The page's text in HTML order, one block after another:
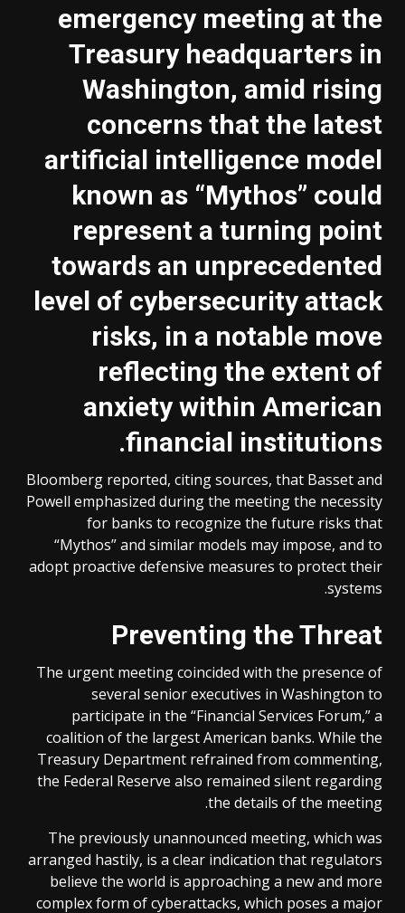
emergency meeting at the
Treasury headquarters in
Washington, amid rising
concerns that the latest
artificial intelligence model
known as “Mythos” could
represent a turning point
towards an unprecedented
level of cybersecurity attack
risks, in a notable move
reflecting the extent of
anxiety within American
financial institutions.
Bloomberg reported, citing sources, that Basset and
Powell emphasized during the meeting the necessity
for banks to recognize the future risks that
“Mythos” and similar models may impose, and to
adopt proactive defensive measures to protect their
systems.
Preventing the Threat
The urgent meeting coincided with the presence of
several senior executives in Washington to
participate in the “Financial Services Forum,” a
coalition of the largest American banks. While the
Treasury Department refrained from commenting,
the Federal Reserve also remained silent regarding
the details of the meeting.
The previously unannounced meeting, which was
arranged hastily, is a clear indication that regulators
believe the world is approaching a new and more
complex form of cyberattacks, which poses a major